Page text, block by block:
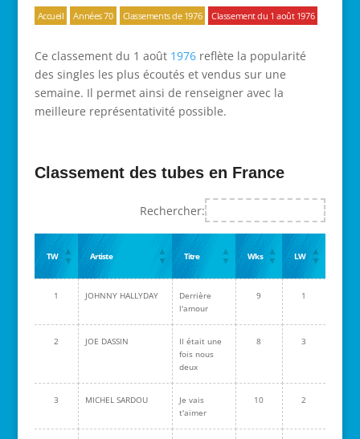
Accueil Années 70 Classements de 1976 Classement du 1 août 1976
Ce classement du 1 août 1976reflète la popularité
des singles les plus écoutés et vendus sur une
semaine. Il permet ainsi de renseigner avec la
meilleure représentativité possible.
Classement des tubes en France
Rechercher:
TW Artiste Titre Wks LW
1 JOHNNY HALLYDAY
Derrière
l'amour
9 1
2 JOE DASSIN
Il était une
fois nous
deux
8 3
3 MICHEL SARDOU
Je vais
t'aimer
10 2